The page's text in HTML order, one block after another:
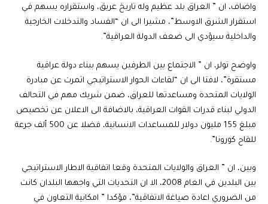
واضاف، ان ” العراق بلد عظيم وله تاريخ عريق، واستقراره يسهم في
استقرار الشرق الاوسط”، مشيرا الى ان “الفساد والتدخلات الخارجية
والداخلية سيؤدي الى ضعف الدولة العراقية”.
واوضح تولر، ان ” الاجتماع بين الطرفين يسهم ببناء دولة عراقية
مستقرة”، لافتا الى ان “لقاءات الحوار الاستراتيجي اثمرت عن مبادرة
الولايات المتحدة ومساعدتها للعراق، ضمن شريك مهم في التحالف
الدولي لبناء قدرات القوات العراقية، بالاضافة الى الاعلان عن تخصيص
مبلغ 155 مليون دولار للمساعدات الانسانية، فضلا عن 500 ألف جرعة
للقاح كورونا”.
وبين، ان ” العراق والولايات المتحدة وقعا اتفاقية الاطار الاستراتيجي
بين البلدين في العام 2008، الا ان التحديات التي واجهها البلدان كانت
من الضروري اعادة صياغة الاتفاقية”، مؤكدا ” امكانية التعاون في